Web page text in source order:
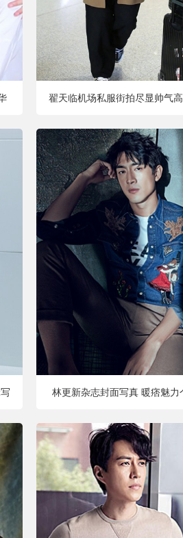
翟天临机场私服街拍尽显帅气
林更新杂志封面写真 暖痞魅力